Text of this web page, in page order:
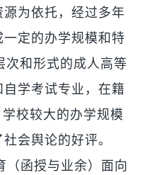
为依托，经过多年
定的办学规模和特
次和形式的成人高等
学考试专业，在籍
校较大的办学规模
会舆论的好评。
函授与业余）面向